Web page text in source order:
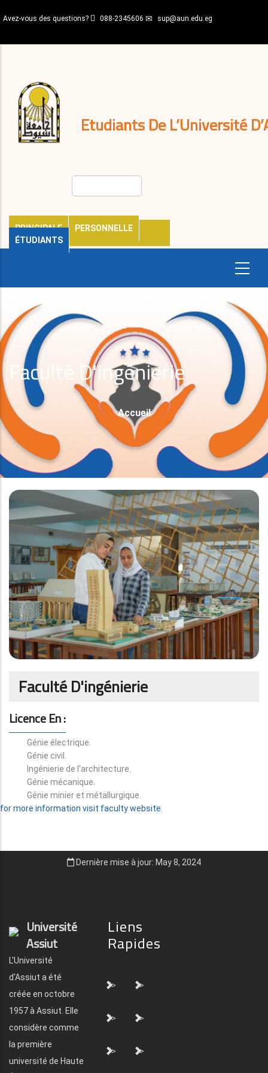
au
principal
Avez-vous des questions? 088-2345606 sup@aun.edu.eg
Etudiants De L’Université
PRINCIPALE
PERSONNELLE
ÉTUDIANTS
décisions
Expatriés
Journal
Faculté D'ingénierie
Fil
D'Ariane
Accueil
Faculté D'ingénierie
Licence En :
Génie électrique.
Génie civil.
Ingénierie de l'architecture.
Génie mécanique.
Génie minier et métallurgique.
for more information visit faculty website
Dernière mise à jour: May 8, 2024
Université
Assiut
L'Université
d'Assiut a été
créée en octobre
1957 à Assiut. Elle
considère comme
la première
université de Haute
Liens
Rapides
"> ">
"> ">
"> ">